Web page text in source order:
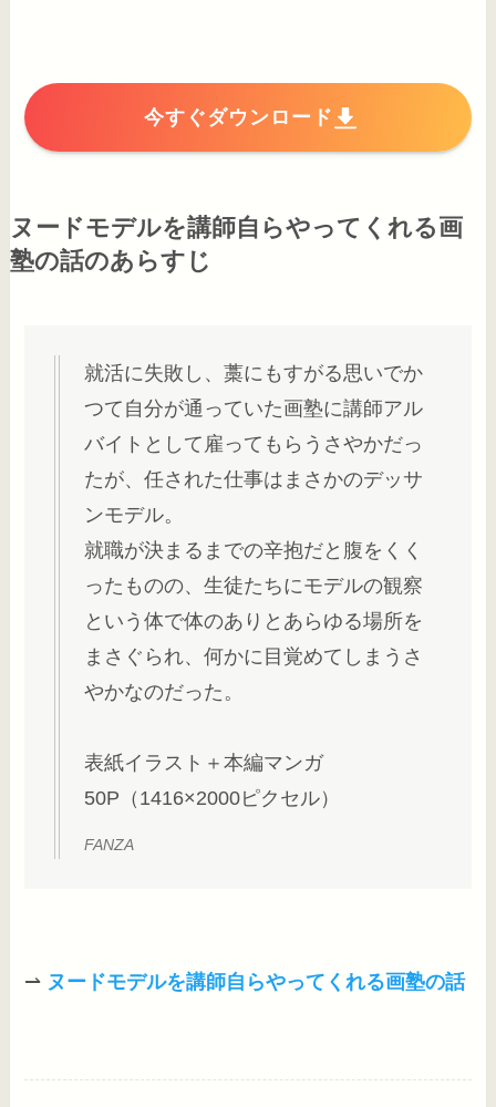
今すぐダウンロード
ヌードモデルを講師自らやってくれる画
塾の話のあらすじ
就活に失敗し、藁にもすがる思いでか
つて自分が通っていた画塾に講師アル
バイトとして雇ってもらうさやかだっ
たが、任された仕事はまさかのデッサ
ンモデル。
就職が決まるまでの辛抱だと腹をくく
ったものの、生徒たちにモデルの観察
という体で体のありとあらゆる場所を
まさぐられ、何かに目覚めてしまうさ
やかなのだった。
表紙イラスト＋本編マンガ
50P（1416×2000ピクセル）
FANZA
⇀ ヌードモデルを講師自らやってくれる画塾の話